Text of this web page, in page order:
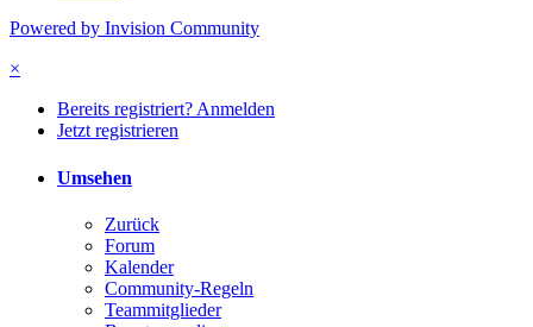
Powered by Invision Community
×
Bereits registriert? Anmelden
Jetzt registrieren
Umsehen
Zurück
Forum
Kalender
Community-Regeln
Teammitglieder